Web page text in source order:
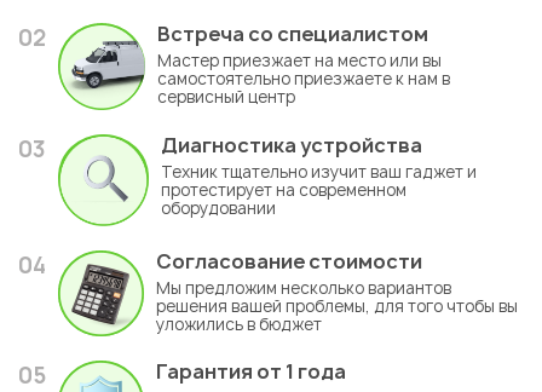
02 Встреча со специалистом
Мастер приезжает на место или вы
самостоятельно приезжаете к нам в
сервисный центр
03 Диагностика устройства
Техник тщательно изучит ваш гаджет и
протестирует на современном
оборудовании
04 Согласование стоимости
Мы предложим несколько вариантов
решения вашей проблемы, для того чтобы вы
уложились в бюджет
05 Гарантия от 1 года